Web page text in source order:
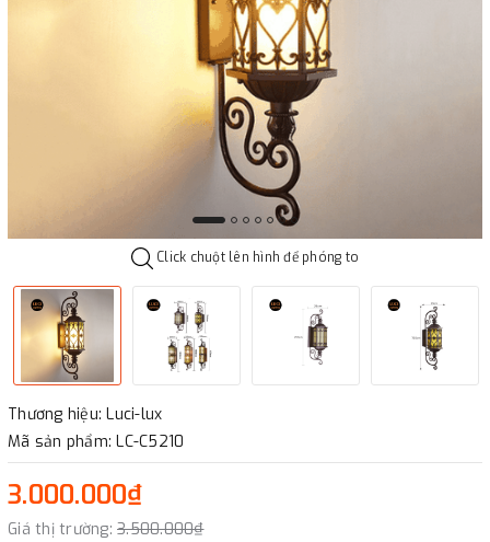
Click chuột lên hình để phóng to
Thương hiệu: Luci-lux
Mã sản phẩm: LC-C5210
3.000.000₫
Giá thị trường: 3.500.000₫